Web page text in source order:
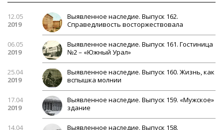
12.05
2019
Выявленное наследие. Выпуск 162.
Справедливость восторжествовала
06.05
2019
Выявленное наследие. Выпуск 161. Гостиница
№2 – «Южный Урал»
25.04
2019
Выявленное наследие. Выпуск 160. Жизнь, как
вспышка молнии
17.04
2019
Выявленное наследие. Выпуск 159. «Мужское»
здание
14.04
Выявленное наследие. Выпуск 158.